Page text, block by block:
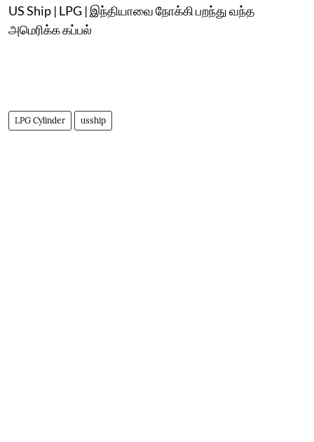
US Ship | LPG | இந்தியாவை நோக்கி பறந்து வந்த
அமெரிக்க கப்பல்
LPG Cylinder usship